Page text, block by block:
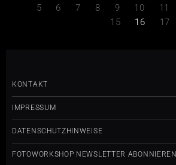
5 6 7 8 9 10 11
15
16 17
KONTAKT
IMPRESSUM
DATENSCHUTZHINWEISE
FOTOWORKSHOP NEWSLETTER ABONNIEREN